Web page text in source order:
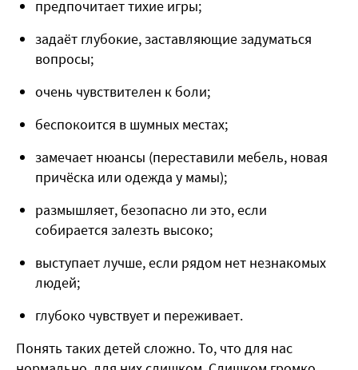
предпочитает тихие игры;
задаёт глубокие, заставляющие задуматься
вопросы;
очень чувствителен к боли;
беспокоится в шумных местах;
замечает нюансы (переставили мебель, новая
причёска или одежда у мамы);
размышляет, безопасно ли это, если
собирается залезть высоко;
выступает лучше, если рядом нет незнакомых
людей;
глубоко чувствует и переживает.
Понять таких детей сложно. То, что для нас